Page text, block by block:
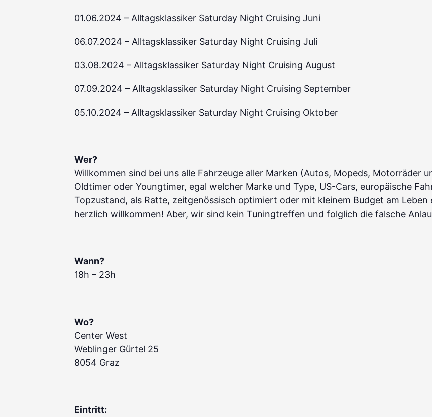
01.06.2024 – Alltagsklassiker Saturday Night Cruising Juni
06.07.2024 – Alltagsklassiker Saturday Night Cruising Juli
03.08.2024 – Alltagsklassiker Saturday Night Cruising August
07.09.2024 – Alltagsklassiker Saturday Night Cruising September
05.10.2024 – Alltagsklassiker Saturday Night Cruising Oktober
Wer?
Willkommen sind bei uns alle Fahrzeuge aller Marken (Autos, Mopeds, Motorräder
Oldtimer oder Youngtimer, egal welcher Marke und Type, US-Cars, europäische
Topzustand, als Ratte, zeitgenössisch optimiert oder mit kleinem Budget am
herzlich willkommen! Aber, wir sind kein Tuningtreffen und folglich die falsche
Wann?
18h – 23h
Wo?
Center West
Weblinger Gürtel 25
8054 Graz
Eintritt: